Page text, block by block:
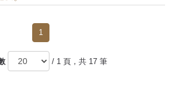
1
/ 1 頁，共 17 筆